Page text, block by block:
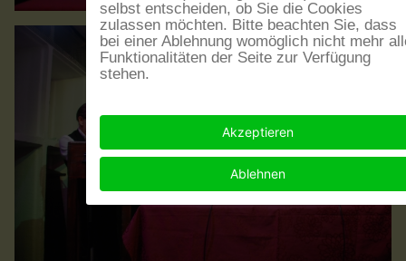
selbst entscheiden, ob Sie die Cookies
zulassen möchten. Bitte beachten Sie, dass
bei einer Ablehnung womöglich nicht mehr
Funktionalitäten der Seite zur Verfügung
stehen.
Akzeptieren
Ablehnen